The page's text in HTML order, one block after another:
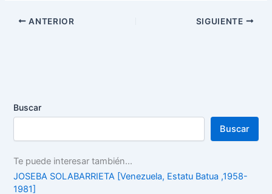
ANTERIOR SIGUIENTE
Buscar
Buscar
Te puede interesar también...
JOSEBA SOLABARRIETA [Venezuela, Estatu Batua ,1958-
1981]